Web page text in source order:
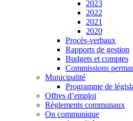
2023
2022
2021
2020
Procès-verbaux
Rapports de gestion
Budgets et comptes
Commissions
Municipalité
Programme de
Offres d’emploi
Règlements communaux
On communique